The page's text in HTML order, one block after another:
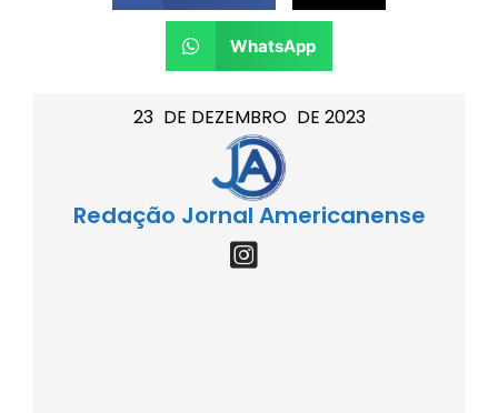
23 DE DEZEMBRO DE 2023
Redação Jornal Americanense
WhatsApp